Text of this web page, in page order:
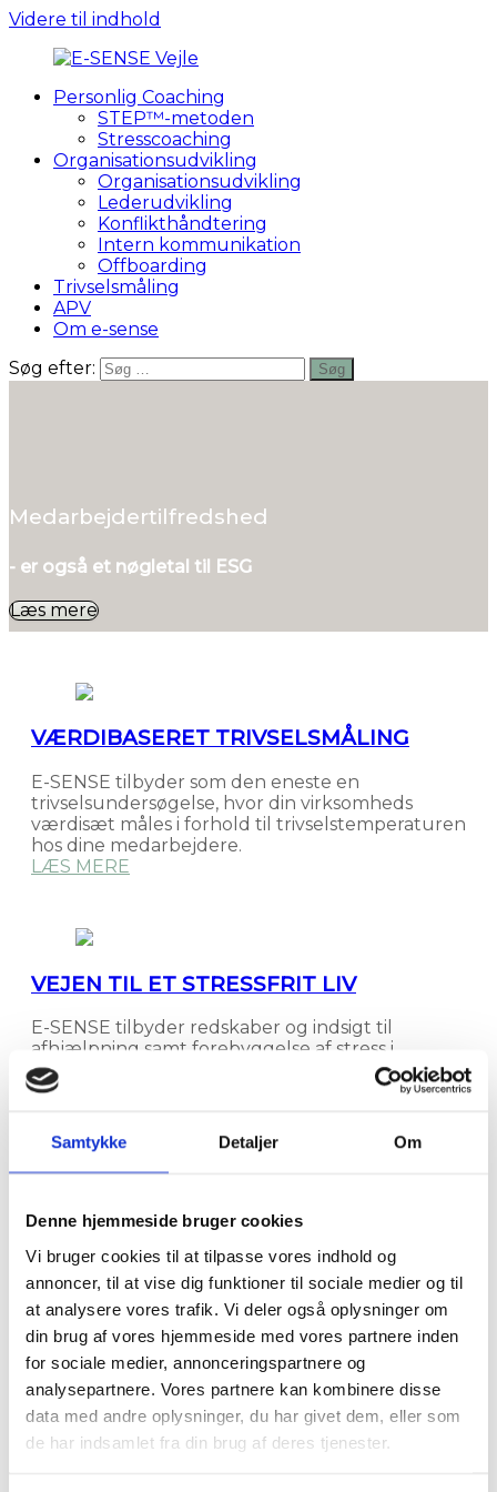
Samtykke Detaljer Om
Denne hjemmeside bruger cookies
Vi bruger cookies til at tilpasse vores indhold og
annoncer, til at vise dig funktioner til sociale medier og til
at analysere vores trafik. Vi deler også oplysninger om
din brug af vores hjemmeside med vores partnere inden
for sociale medier, annonceringspartnere og
analysepartnere. Vores partnere kan kombinere disse
data med andre oplysninger, du har givet dem, eller som
de har indsamlet fra din brug af deres tjenester.
Videre til indhold
SENSE
Vejle
TRIVSEL
HR
BUSINESS
Personlig Coaching
STEP™-metoden
Stresscoaching
Organisationsudvikling
Organisationsudvikling
Lederudvikling
Konflikthåndtering
Intern kommunikation
Offboarding
Trivselsmåling
APV
Om e-sense
Søg efter:
Søg
Medarbejdertilfredshed
- er også et nøgletal til ESG
Læs mere
VÆRDIBASERET TRIVSELSMÅLING
E-SENSE tilbyder som den eneste en
trivselsundersøgelse, hvor din virksomheds
værdisæt måles i forhold til trivselstemperaturen
hos dine medarbejdere.
LÆS MERE
VEJEN TIL ET STRESSFRIT LIV
E-SENSE tilbyder redskaber og indsigt til
afhjælpning samt forebyggelse af stress i
personligt forløb eller som rådgivning til
virksomheder, der ønsker øget fokus på flow og
LÆS MERE
LEDERUDVIKLING
E-SENSE tilbyder coaching til ledere. Al adfærd
er en form for kommunikation! Bliv blandt andet
mere bevidst om din adfærd, og hvordan den
kan påvirke dine medarbejdere.
LÆS MERE